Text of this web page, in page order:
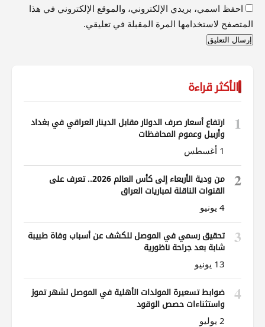
احفظ اسمي، بريدي الإلكتروني، والموقع الإلكتروني في هذا
المتصفح لاستخدامها المرة المقبلة في تعليقي.
الأكثر قراءة
1
ارتفاع أسعار صرف الدولار مقابل الدينار العراقي في بغداد
وأربيل وعموم المحافظات
1 أغسطس
2
من ودية الأربعاء إلى كأس العالم 2026.. تعرف على
القنوات الناقلة لمباريات العراق
4 يونيو
3
تحقيق رسمي في الموصل للكشف عن أسباب وفاة طبيبة
شابة بعد جراحة ناظورية
13 يونيو
4
ضوابط تسعيرة المولدات الأهلية في الموصل لشهر تموز
واستثناءات حصص الوقود
2 يوليو